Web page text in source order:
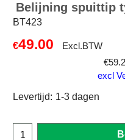
Belijning spuittip
BT423
€49.00
Excl.BTW
€
excl
Levertijd: 1-3 dagen